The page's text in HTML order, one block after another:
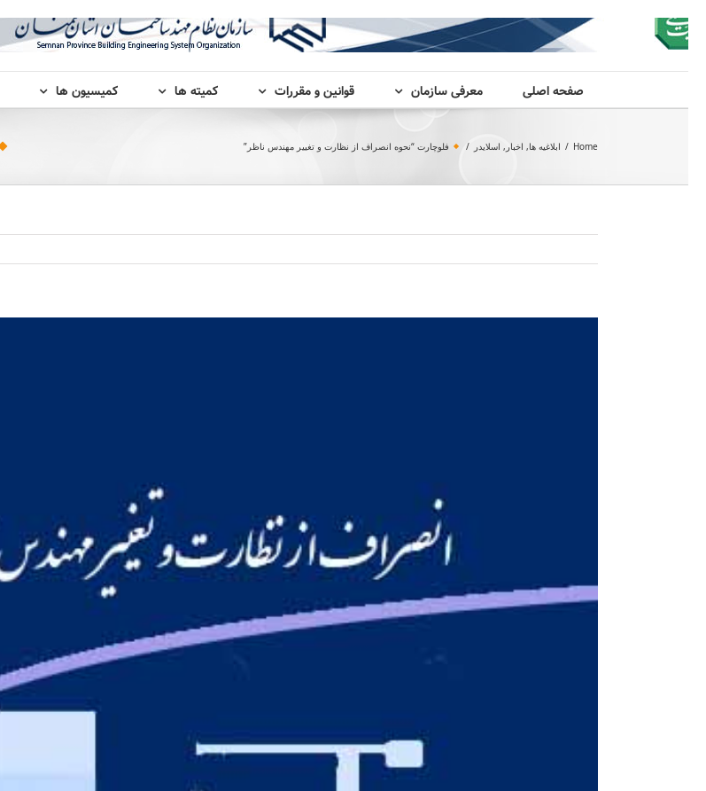
صفحه اصلی معرفی سازمان قوانین و مقررات کمیته ها کمیسیون ها
Home
/ ابلاغیه ها, اخبار , اسلایدر / فلوچارت “نحوه انصراف از نظارت و تغییر مهندس ناظر”